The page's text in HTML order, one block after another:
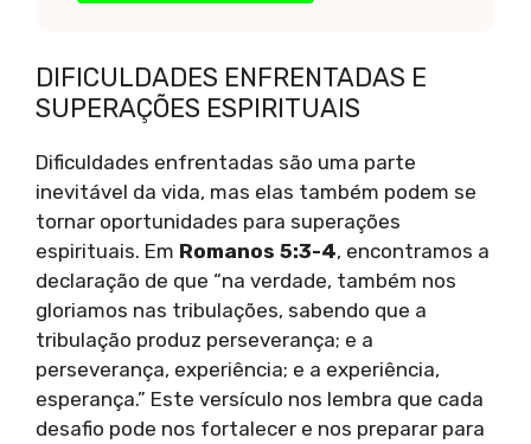
DIFICULDADES ENFRENTADAS E
SUPERAÇÕES ESPIRITUAIS
Dificuldades enfrentadas são uma parte
inevitável da vida, mas elas também podem se
tornar oportunidades para superações
espirituais. Em Romanos 5:3-4, encontramos a
declaração de que “na verdade, também nos
gloriamos nas tribulações, sabendo que a
tribulação produz perseverança; e a
perseverança, experiência; e a experiência,
esperança.” Este versículo nos lembra que cada
desafio pode nos fortalecer e nos preparar para